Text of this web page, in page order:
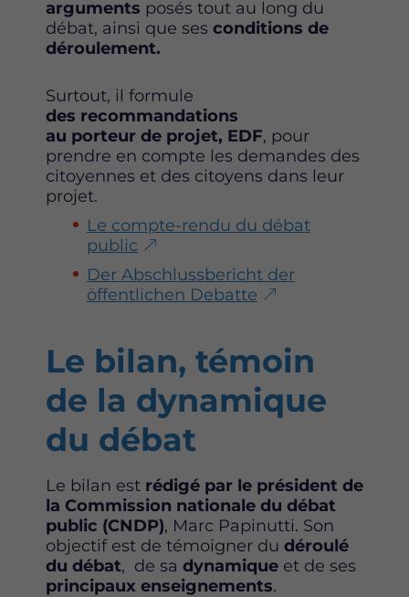
o
k
r
arguments posés tout au long du
débat, ainsi que ses conditions de
déroulement.
Surtout, il formule
des recommandations
au porteur de projet, EDF, pour
prendre en compte les demandes des
citoyennes et des citoyens dans leur
projet.
Le compte-rendu du débat
public
Der Abschlussbericht der
öffentlichen Debatte
Le bilan, témoin
de la dynamique
du débat
Le bilan est rédigé par le président de
la Commission nationale du débat
public (CNDP), Marc Papinutti. Son
objectif est de témoigner du déroulé
du débat, de sa dynamique et de ses
principaux enseignements.